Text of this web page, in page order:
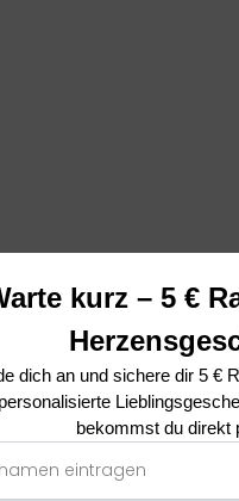
kurz – 5 €
dich an und sichere dir 5 €
bekommst du direkt